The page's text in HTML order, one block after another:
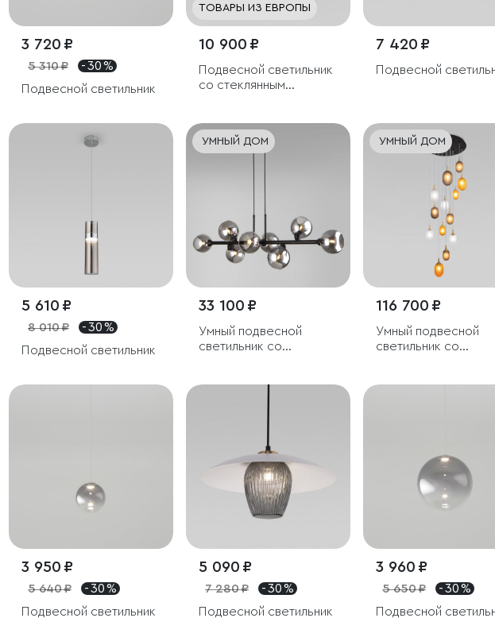
3 720 ₽
5 310 ₽
- 30 %
Подвесной светильник
ТОВАРЫ ИЗ ЕВРОПЫ
10 900 ₽
Подвесной светильник
со стеклянным
7 420 ₽
Подвесной
5 610 ₽
8 010 ₽
- 30 %
Подвесной светильник
УМНЫЙ ДОМ
33 100 ₽
Умный подвесной
светильник со
УМНЫЙ ДОМ
116 700 ₽
Умный подвесной
светильник со
3 950 ₽
5 640 ₽
- 30 %
Подвесной светильник
5 090 ₽
7 280 ₽
- 30 %
Подвесной светильник
3 960 ₽
5 650 ₽
- 30 %
Подвесной